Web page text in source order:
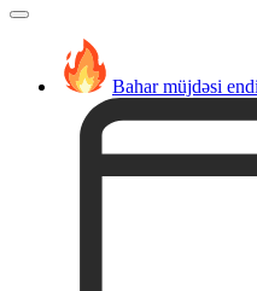
Bahar müjdəsi